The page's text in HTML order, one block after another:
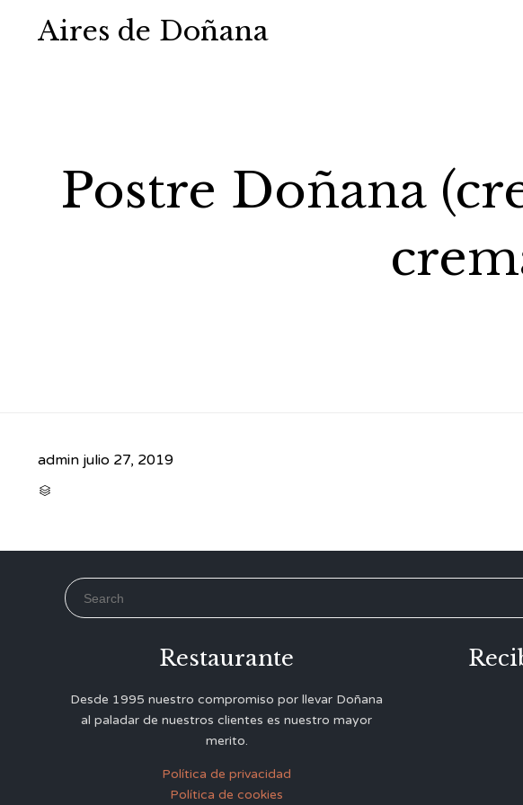
Aires de Doñana
Postre Doñana
admin julio 27, 2019

Search for:
Restaurante
Desde 1995 nuestro compromiso por llevar Doñana
al paladar de nuestros clientes es nuestro mayor
merito.
Política de privacidad
Política de cookies